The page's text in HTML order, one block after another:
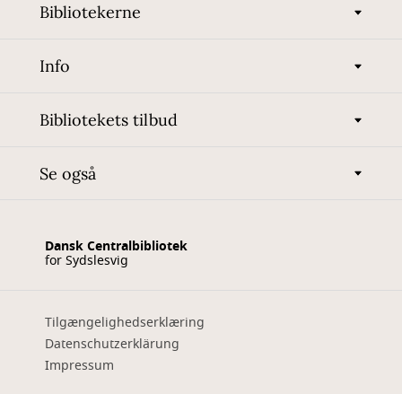
Bibliotekerne
Info
Bibliotekets tilbud
Se også
Dansk Centralbibliotek
for Sydslesvig
Tilgængelighedserklæring
Datenschutzerklärung
Impressum